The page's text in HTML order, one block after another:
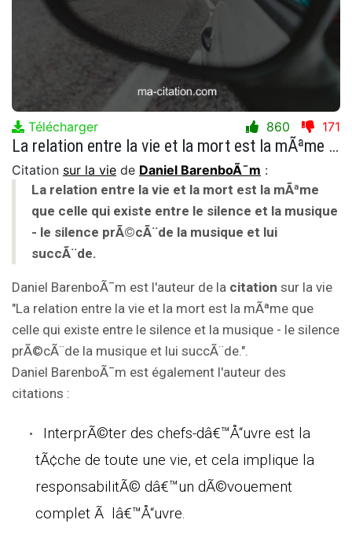
Télécharger 860 171
La relation entre la vie et la mort est la mÃªme que celle qui existe entre le silence et la musique - le silence prÃ©cÃ¨de la musique et lui succÃ¨de.
Citation sur la vie de Daniel BarenboÃ¯m :
La relation entre la vie et la mort est la mÃªme
que celle qui existe entre le silence et la musique
- le silence prÃ©cÃ¨de la musique et lui
succÃ¨de.
Daniel BarenboÃ¯m est l'auteur de la citation sur la vie
"La relation entre la vie et la mort est la mÃªme que
celle qui existe entre le silence et la musique - le silence
prÃ©cÃ¨de la musique et lui succÃ¨de.".
Daniel BarenboÃ¯m est également l'auteur des
citations :
InterprÃ©ter des chefs-dâ€™Å“uvre est la
tÃ¢che de toute une vie, et cela implique la
responsabilitÃ© dâ€™un dÃ©vouement
complet Ã lâ€™Å“uvre.